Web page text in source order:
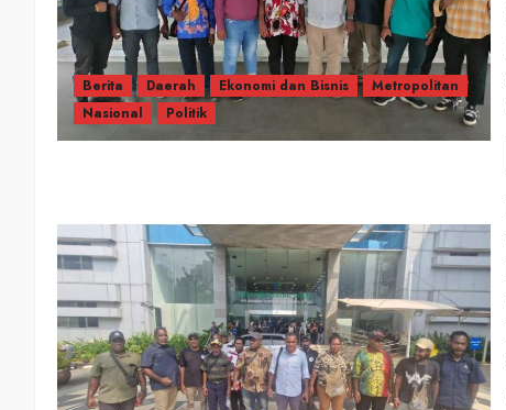
Berita Daerah Ekonomi dan Bisnis
Metropolitan
Nasional
Politik